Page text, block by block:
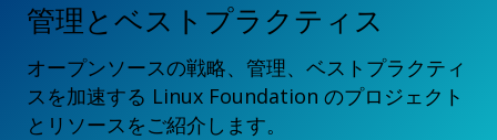
管理とベストプラクティス
オープンソースの戦略、管理、ベストプラクティ
スを加速する Linux Foundation のプロジェクト
とリソースをご紹介します。